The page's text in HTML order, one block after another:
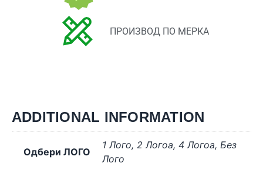
ПРОИЗВОД ПО МЕРКА
ADDITIONAL INFORMATION
Одбери ЛОГО
1 Лого, 2 Логоa, 4 Логоa, Без
Лого